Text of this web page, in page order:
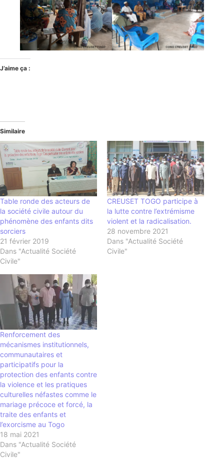
J’aime ça :
Similaire
Table ronde des acteurs de
la société civile autour du
phénomène des enfants dits
sorciers
21 février 2019
Dans "Actualité Société
Civile"
CREUSET TOGO participe à
la lutte contre l’extrémisme
violent et la radicalisation.
28 novembre 2021
Dans "Actualité Société
Civile"
Renforcement des
mécanismes institutionnels,
communautaires et
participatifs pour la
protection des enfants contre
la violence et les pratiques
culturelles néfastes comme le
mariage précoce et forcé, la
traite des enfants et
l’exorcisme au Togo
18 mai 2021
Dans "Actualité Société
Civile"